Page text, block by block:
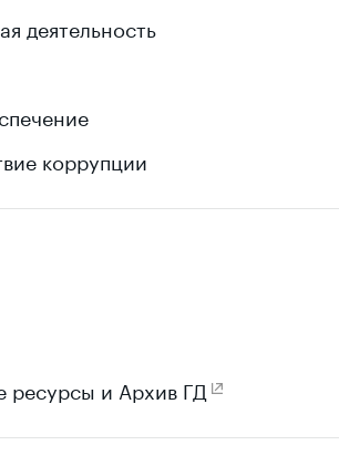
деятельность
коррупции
ресурсы и Архив ГД